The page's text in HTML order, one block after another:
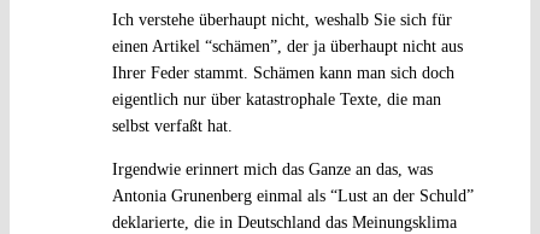
Ich verstehe überhaupt nicht, weshalb Sie sich für
einen Artikel “schämen”, der ja überhaupt nicht aus
Ihrer Feder stammt. Schämen kann man sich doch
eigentlich nur über katastrophale Texte, die man
selbst verfaßt hat.
Irgendwie erinnert mich das Ganze an das, was
Antonia Grunenberg einmal als “Lust an der Schuld”
deklarierte, die in Deutschland das Meinungsklima